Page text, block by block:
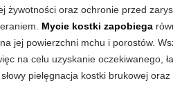
żywotności oraz ochronie przed
Mycie kostki zapobiega
jej powierzchni mchu i porostów.
na celu uzyskanie oczekiwanego,
pielęgnacja kostki brukowej